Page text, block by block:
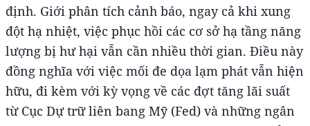
định. Giới phân tích cảnh báo, ngay cả khi xung
đột hạ nhiệt, việc phục hồi các cơ sở hạ tầng năng
lượng bị hư hại vẫn cần nhiều thời gian. Điều này
đồng nghĩa với việc mối đe dọa lạm phát vẫn hiện
hữu, đi kèm với kỳ vọng về các đợt tăng lãi suất
từ Cục Dự trữ liên bang Mỹ (Fed) và những ngân